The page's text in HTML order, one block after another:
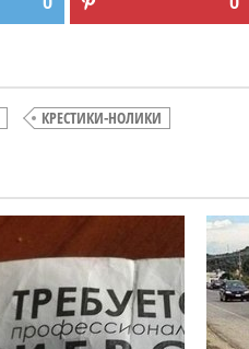
КРЕСТИКИ-НОЛИКИ
гаражами.
Еще один
способ